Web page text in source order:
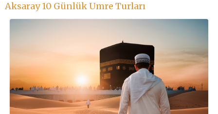
Aksaray 10 Günlük Umre Turları